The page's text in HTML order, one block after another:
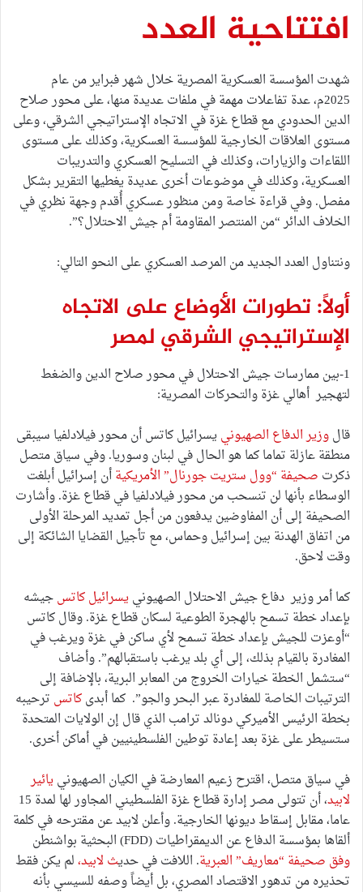
افتتاحية العدد
شهدت المؤسسة العسكرية المصرية خلال شهر فبراير من عام
2025م، عدة تفاعلات مهمة في ملفات عديدة منها، على محور صلاح
الدين الحدودي مع قطاع غزة في الاتجاه الإستراتيجي الشرقي، وعلى
مستوى العلاقات الخارجية للمؤسسة العسكرية، وكذلك على مستوى
اللقاءات والزيارات، وكذلك في التسليح العسكري والتدريبات
العسكرية، وكذلك في موضوعات أخرى عديدة يغطيها التقرير بشكل
مفصل. وفي قراءة خاصة ومن منظور عسكري أُقدم وجهة نظري في
الخلاف الدائر “من المنتصر المقاومة أم جيش الاحتلال؟”.
ونتناول العدد الجديد من المرصد العسكري على النحو التالي:
أولاً: تطورات الأوضاع على الاتجاه
الإستراتيجي الشرقي لمصر
1-بين ممارسات جيش الاحتلال في محور صلاح الدين والضغط
لتهجير أهالي غزة والتحركات المصرية:
قالوزير الدفاع الصهيونييسرائيل كاتس أن محور فيلادلفيا سيبقى
منطقة عازلة تماما كما هو الحال في لبنان وسوريا. وفي سياق متصل
ذكرت صحيفة “وول ستريت جورنال” الأمريكيةأن إسرائيل أبلغت
الوسطاء بأنها لن تنسحب من محور فيلادلفيا في قطاع غزة. وأشارت
الصحيفة إلى أن المفاوضين يدفعون من أجل تمديد المرحلة الأولى
من اتفاق الهدنة بين إسرائيل وحماس، مع تأجيل القضايا الشائكة إلى
وقت لاحق.
كما أمر وزير دفاع جيش الاحتلال الصهيونييسرائيل كاتسجيشه
بإعداد خطة تسمح بالهجرة الطوعية لسكان قطاع غزة. وقال كاتس
“أوعزت للجيش بإعداد خطة تسمح لأي ساكن في غزة ويرغب في
المغادرة بالقيام بذلك، إلى أي بلد يرغب باستقبالهم”. وأضاف
“ستشمل الخطة خيارات الخروج من المعابر البرية، بالإضافة إلى
الترتيبات الخاصة للمغادرة عبر البحر والجو”. كما أبدىكاتس ترحيبه
بخطة الرئيس الأميركي دونالد ترامب الذي قال إن الولايات المتحدة
ستسيطر على غزة بعد إعادة توطين الفلسطينيين في أماكن أخرى.
في سياق متصل، اقترح زعيم المعارضة في الكيان الصهيونييائير
لابيد
، أن تتولى مصر إدارة قطاع غزة الفلسطيني المجاور لها لمدة 15
عاما، مقابل إسقاط ديونها الخارجية. وأعلن لابيد عن مقترحه في كلمة
ألقاها بمؤسسة الدفاع عن الديمقراطيات (FDD) البحثية بواشنطن
وفق صحيفة “معاريف” العبرية. اللافت في حديث لابيد،لم يكن فقط
تحذيره من تدهور الاقتصاد المصري، بل أيضاً وصفه للسيسي بأنه